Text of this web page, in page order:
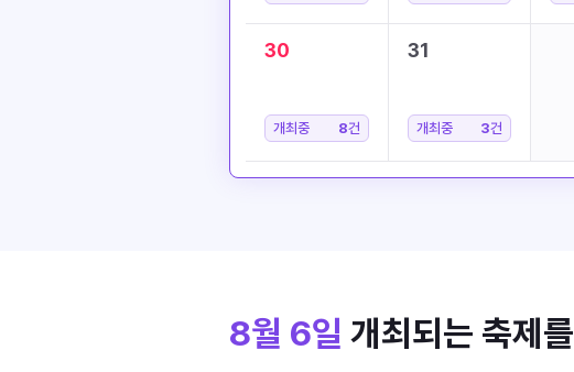
30
개최중 8건
31
개최중 3건
8월 6일 개최되는 축제